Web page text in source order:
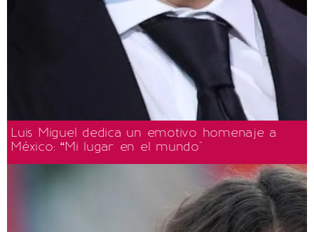
Luis Miguel dedica un emotivo homenaje a
México: “Mi lugar en el mundo"